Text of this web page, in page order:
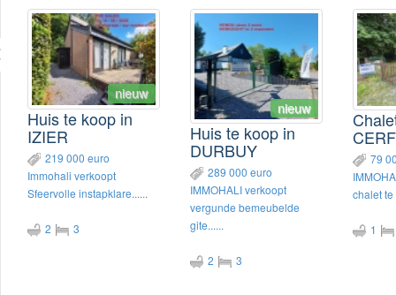
nieuw
Huis te koop in
IZIER
219 000 euro
Immohali verkoopt
Sfeervolle instapklare......
2 3
nieuw
Huis te koop in
DURBUY
289 000 euro
IMMOHALI verkoopt
vergunde bemeubelde
gite......
2 3
79
chalet
1